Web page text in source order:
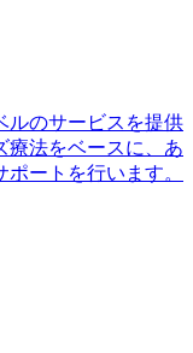
ルのサービスを提供
療法をベースに、あ
ートを行います。